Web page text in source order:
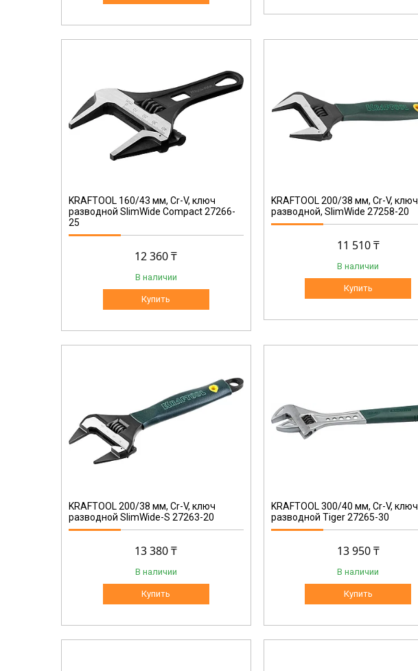
KRAFTOOL 160/43 мм, Cr-V, ключ
разводной SlimWide Compact 27266-
25
12 360 ₸
В наличии
Купить
27258-20
KRAFTOOL 200/38 мм, Cr-V, ключ
разводной, SlimWide 27258-20
11 510 ₸
В наличии
Купить
KRAFTOOL 200/38 мм, Cr-V, ключ
разводной SlimWide-S 27263-20
13 380 ₸
В наличии
Купить
KRAFTOOL 300/40 мм, Cr-V, ключ
разводной Tiger 27265-30
13 950 ₸
В наличии
Купить